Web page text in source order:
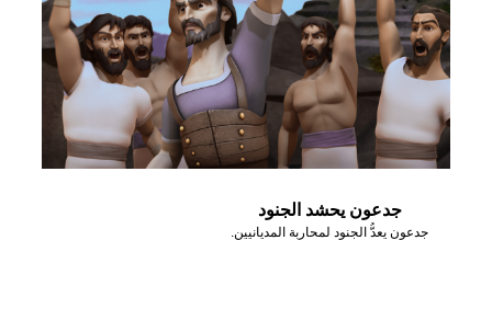
جدعون يحشد الجنود
جدعون يعدُّ الجنود لمحاربة المديانيين.